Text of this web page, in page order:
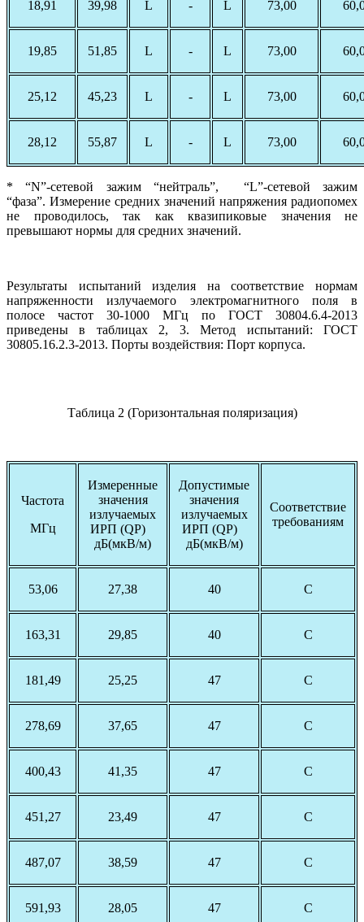
18,91 39,98 L - L 73,00
19,85 51,85 L - L 73,00
25,12 45,23 L - L 73,00
28,12 55,87 L - L 73,00
* “N”-сетевой зажим “нейтраль”, “L”-сетевой зажим
“фаза”. Измерение средних значений напряжения радиопомех
не проводилось, так как квазипиковые значения не
превышают нормы для средних значений.
Результаты испытаний изделия на соответствие нормам
напряженности излучаемого электромагнитного поля в
полосе частот 30-1000 МГц по ГОСТ 30804.6.4-2013
приведены в таблицах 2, 3. Метод испытаний: ГОСТ
30805.16.2.3-2013. Порты воздействия: Порт корпуса.
Таблица 2 (Горизонтальная поляризация)
Частота
МГц
Измеренные
значения
излучаемых
ИРП (QP)
дБ(мкВ/м)
Допустимые
значения
излучаемых
ИРП (QP)
дБ(мкВ/м)
Соответствие
требованиям
53,06 27,38 40 С
163,31 29,85 40 С
181,49 25,25 47 С
278,69 37,65 47 С
400,43 41,35 47 С
451,27 23,49 47 С
487,07 38,59 47 С
591,93 28,05 47 С